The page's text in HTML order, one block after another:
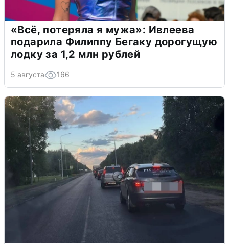
«Всё, потеряла я мужа»: Ивлеева
подарила Филиппу Бегаку дорогущую
лодку за 1,2 млн рублей
5 августа 166